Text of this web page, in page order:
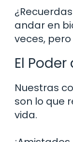
andar en
veces,
El
Nuestras
son lo que
vida.